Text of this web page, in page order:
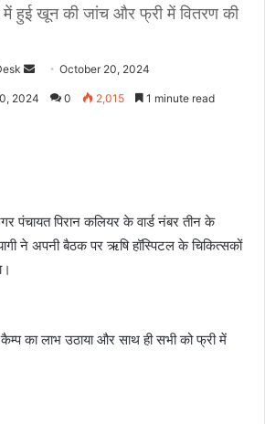
में हुई खून की जांच और फ्री में वितरण की
e
m
a
October 20, 2024
2024 0 2,015 1 minute read
पंचायत पिरान कलियर के वार्ड नंबर तीन के
ने अपनी बैठक पर ऋषि हॉस्पिटल के चिकित्सकों
का लाभ उठाया और साथ ही सभी को फ्री में